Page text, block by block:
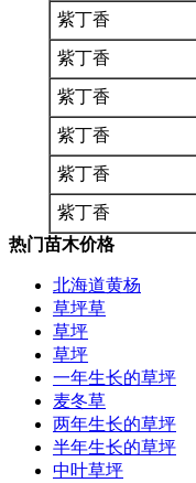
紫丁香
紫丁香
紫丁香
紫丁香
紫丁香
紫丁香
热门苗木价格
北海道黄杨
草坪草
草坪
草坪
一年生长的草坪
麦冬草
两年生长的草坪
半年生长的草坪
中叶草坪